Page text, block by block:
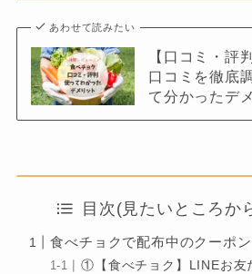
あわせて読みたい
【口コミ・評
口コミを徹底
て分かったデ
目次(見たいところか
食べチョクで配布中のクーポ
①【食べチョク】LINEお友